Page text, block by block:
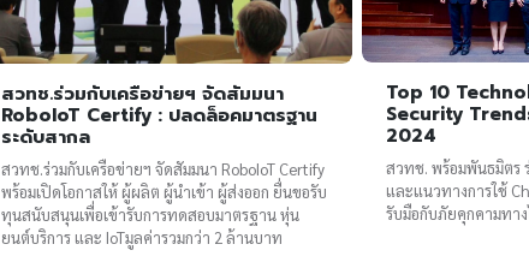
สวทช.ร่วมกับเครือข่ายฯ จัดสัมมนา
RoboIoT Certify : ปลดล็อคมาตรฐาน
ระดับสากล
สวทช.ร่วมกับเครือข่ายฯ จัดสัมมนา RoboIoT Certify
พร้อมเปิดโอกาสให้ ผู้ผลิต ผู้นำเข้า ผู้ส่งออก ยื่นขอรับ
ทุนสนับสนุนเพื่อเข้ารับการทดสอบมาตรฐาน หุ่น
ยนต์บริการ และ IoTมูลค่ารวมกว่า 2 ล้านบาท
Top 10
Security
2024
สวทช. พร้อมพันธมิตร
และแนวทางการใช้
รับมือกับภัยคุกคามทาง